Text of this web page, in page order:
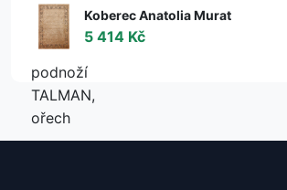
Koberec Anatolia Murat
5 414 Kč